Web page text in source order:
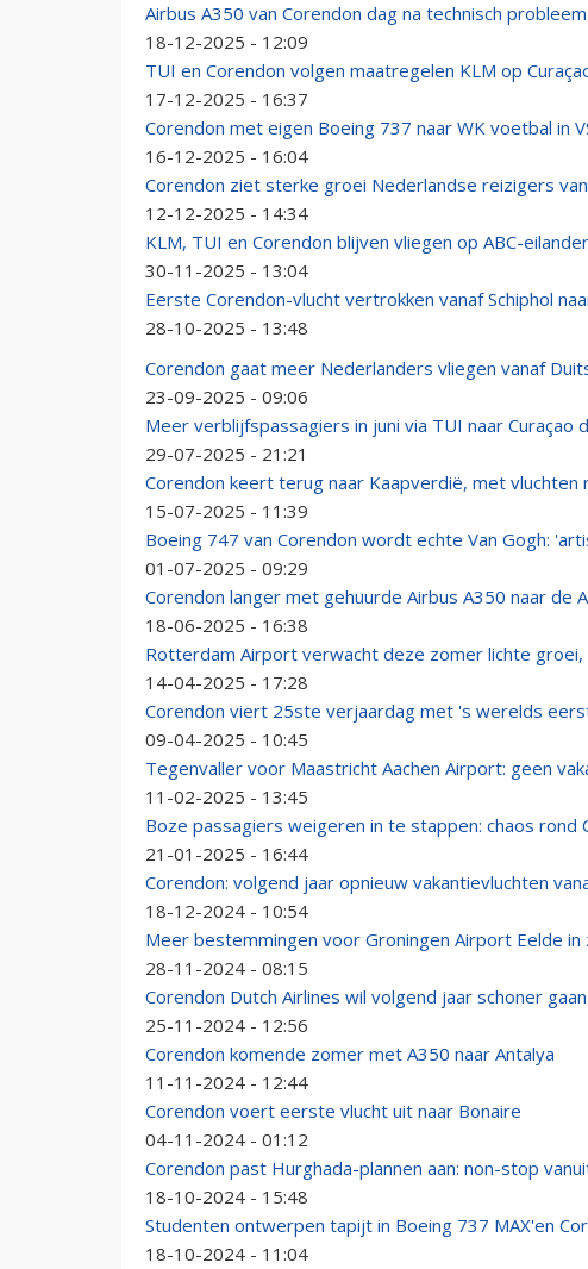
Airbus A350 van Corendon dag na technisch
18-12-2025 - 12:09
TUI en Corendon volgen maatregelen KLM op
17-12-2025 - 16:37
Corendon met eigen Boeing 737 naar WK voetbal in
16-12-2025 - 16:04
Corendon ziet sterke groei Nederlandse reizigers
12-12-2025 - 14:34
KLM, TUI en Corendon blijven vliegen op ABC-
30-11-2025 - 13:04
Eerste Corendon-vlucht vertrokken vanaf Schiphol
28-10-2025 - 13:48
Corendon gaat meer Nederlanders vliegen vanaf
23-09-2025 - 09:06
Meer verblijfspassagiers in juni via TUI naar Curaçao
29-07-2025 - 21:21
Corendon keert terug naar Kaapverdië, met vluchten
15-07-2025 - 11:39
Boeing 747 van Corendon wordt echte Van Gogh:
01-07-2025 - 09:29
Corendon langer met gehuurde Airbus A350 naar de
18-06-2025 - 16:38
Rotterdam Airport verwacht deze zomer lichte
14-04-2025 - 17:28
Corendon viert 25ste verjaardag met 's werelds
09-04-2025 - 10:45
Tegenvaller voor Maastricht Aachen Airport: geen
11-02-2025 - 13:45
Boze passagiers weigeren in te stappen: chaos rond
21-01-2025 - 16:44
Corendon: volgend jaar opnieuw vakantievluchten
18-12-2024 - 10:54
Meer bestemmingen voor Groningen Airport Eelde
28-11-2024 - 08:15
Corendon Dutch Airlines wil volgend jaar schoner
25-11-2024 - 12:56
Corendon komende zomer met A350 naar Antalya
11-11-2024 - 12:44
Corendon voert eerste vlucht uit naar Bonaire
04-11-2024 - 01:12
Corendon past Hurghada-plannen aan: non-stop
18-10-2024 - 15:48
Studenten ontwerpen tapijt in Boeing 737 MAX'en
18-10-2024 - 11:04